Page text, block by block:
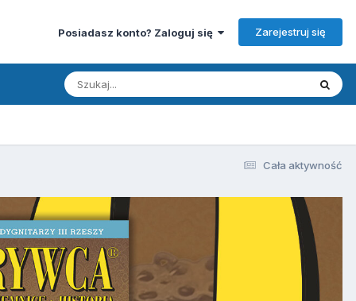
Posiadasz konto? Zaloguj się Zarejestruj się
Cała aktywność